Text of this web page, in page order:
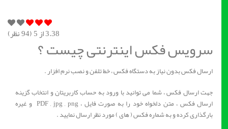
3.38از 5 ( 94نظر)
سرویس فکس اینترنتی چیست ؟
ارسال فکس بدون نیاز به دستگاه فکس ، خط تلفن و نصب نرم افزار .
جهت ارسال فکس ، شما می توانید با ورود به حساب کاربریتان و انتخاب گزینه
ارسال فکس ، متن دلخواه خود را به صورت فایل ، PDF , jpg , png و غیره
بارگذاری کرده و به شماره فکس ( های ) مورد نظر ارسال نمایید .